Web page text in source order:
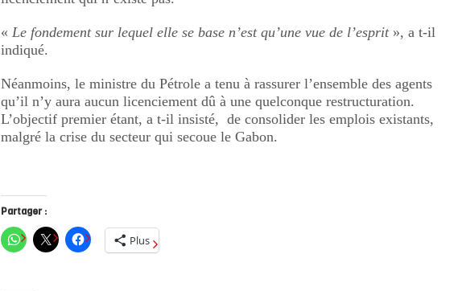
« Le fondement sur lequel elle se base n’est qu’une vue de l’esprit», a t-il
indiqué.
Néanmoins, le ministre du Pétrole a tenu à rassurer l’ensemble des agents
qu’il n’y aura aucun licenciement dû à une quelconque restructuration.
L’objectif premier étant, a t-il insisté, de consolider les emplois existants,
malgré la crise du secteur qui secoue le Gabon.
Partager :
Plus